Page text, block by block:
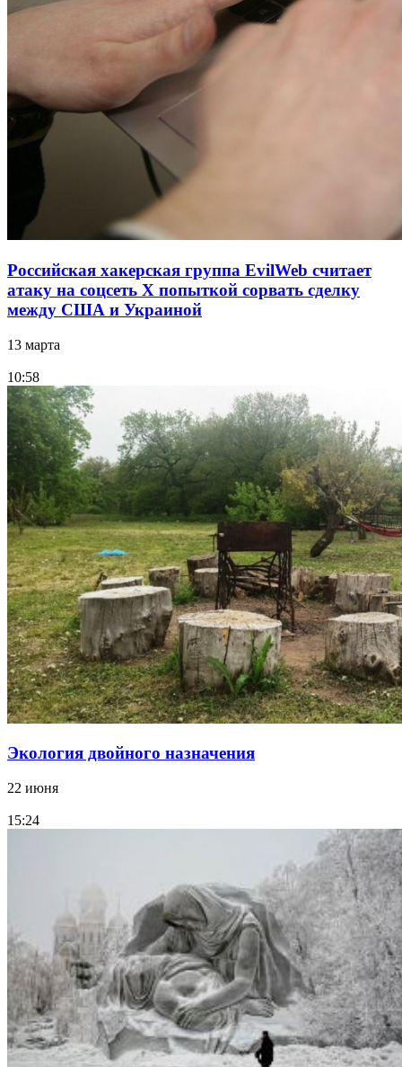
Российская хакерская группа EvilWeb считает
атаку на соцсеть Х попыткой сорвать сделку
между США и Украиной
13 марта
10:58
Экология двойного назначения
22 июня
15:24